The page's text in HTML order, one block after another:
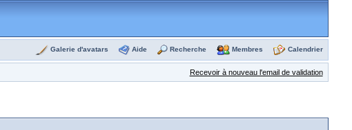
Galerie d'avatars Aide Recherche Membres Calendrier
Recevoir à nouveau l'email de validation